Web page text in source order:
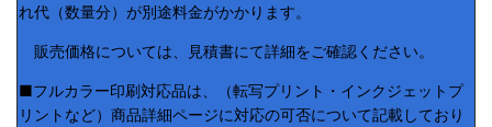
れ代（数量分）が別途料金がかかります。
販売価格については、見積書にて詳細をご確認ください。
■フルカラー印刷対応品は、（転写プリント・インクジェットプ
リントなど）商品詳細ページに対応の可否について記載しており